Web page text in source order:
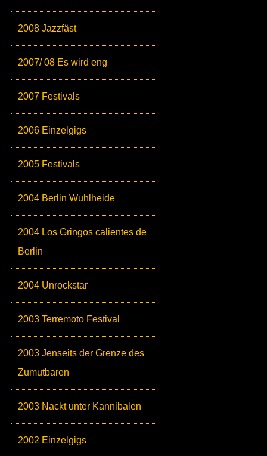
2008 Jazzfäst
2007/ 08 Es wird eng
2007 Festivals
2006 Einzelgigs
2005 Festivals
2004 Berlin Wuhlheide
2004 Los Gringos calientes de
Berlin
2004 Unrockstar
2003 Terremoto Festival
2003 Jenseits der Grenze des
Zumutbaren
2003 Nackt unter Kannibalen
2002 Einzelgigs